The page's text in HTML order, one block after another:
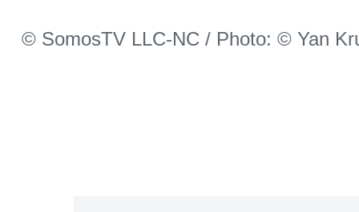
© SomosTV LLC-NC / Photo: © Yan